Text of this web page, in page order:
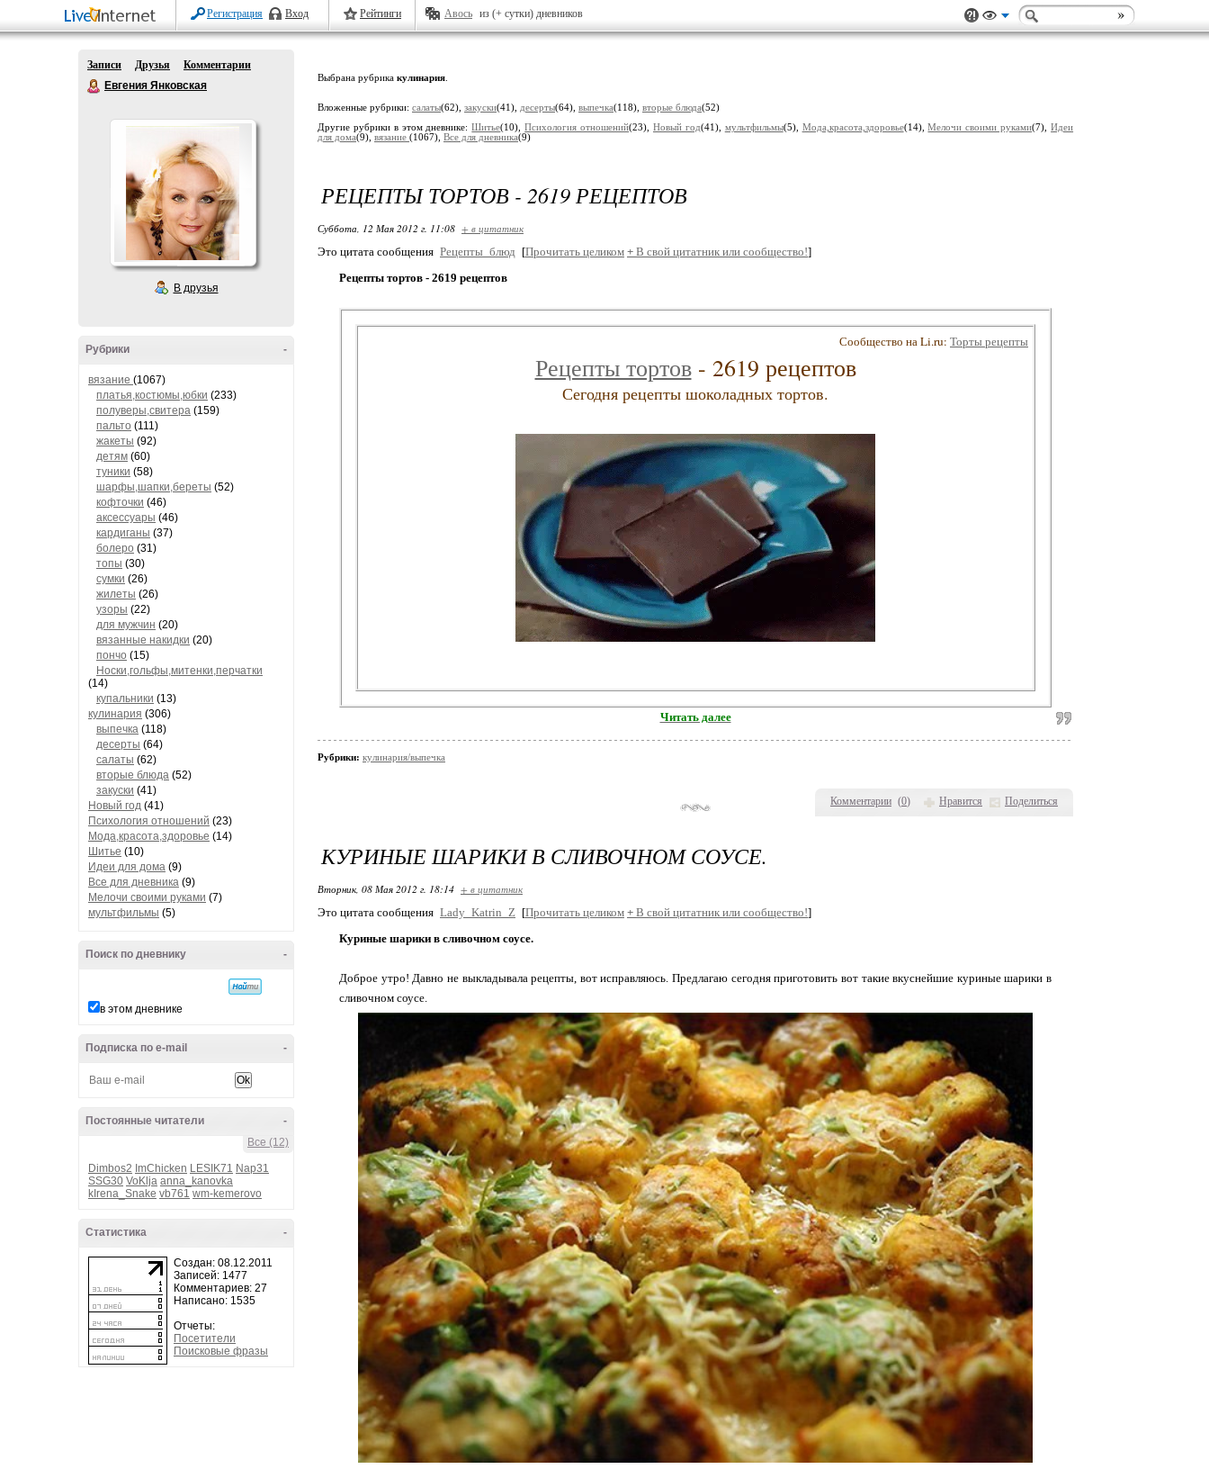
Регистрация Вход Рейтинги Авось из (+ сутки) дневников
Записи Друзья
Комментарии
Евгения Янковская
В друзья
-
Рубрики
вязание (1067)
платья,костюмы,юбки (233)
полуверы,свитера (159)
пальто (111)
жакеты (92)
детям (60)
туники (58)
шарфы,шапки,береты (52)
кофточки (46)
аксессуары (46)
кардиганы (37)
болеро (31)
топы (30)
сумки (26)
жилеты (26)
узоры (22)
для мужчин (20)
вязанные накидки (20)
пончо (15)
Носки,гольфы,митенки,перчатки
(14)
купальники (13)
кулинария (306)
выпечка (118)
десерты (64)
салаты (62)
вторые блюда (52)
закуски (41)
Новый год (41)
Психология отношений (23)
Мода,красота,здоровье (14)
Шитье (10)
Идеи для дома (9)
Все для дневника (9)
Мелочи своими руками (7)
мультфильмы (5)
-
Поиск по дневнику
в этом дневнике
-
Подписка по e-mail
-
Постоянные читатели
Все (12)
Dimbos2 ImChicken LESIK71 Nap31
SSG30 VoKlja anna_kanovka
kIrena_Snake vb761 wm-kemerovo
-
Статистика
Создан: 08.12.2011
Записей: 1477
Комментариев: 27
Написано: 1535
Отчеты:
Посетители
Поисковые фразы
Выбрана рубрика кулинария
Вложенные рубрики: салаты(62), закуски(41), десерты(64), выпечка(118), вторые блюда(52)
Другие рубрики в этом дневнике:Шитье(10),Психология отношений(23), Новый год(41), мультфильмы(5), Мода,красота,здоровье(14),Мелочи своими руками(7),Идеи
для дома(9), вязание (1067), Все для дневника(9)
Комментарии (0) Нравится Поделиться
РЕЦЕПТЫ ТОРТОВ - 2619 РЕЦЕПТОВ
Суббота, 12 Мая 2012 г. 11:08 + в цитатник
Это цитата сообщения Рецепты_блюд [Прочитать целиком + В свой цитатник или сообщество!]
Рецепты тортов - 2619 рецептов
Сообщество на Li.ru: Торты рецепты
Рецепты тортов- 2619 рецептов
Сегодня рецепты шоколадных тортов.
Читать далее
Рубрики: кулинария/выпечка
КУРИНЫЕ ШАРИКИ В СЛИВОЧНОМ СОУСЕ.
Вторник, 08 Мая 2012 г. 18:14 + в цитатник
Это цитата сообщения Lady_Katrin_Z [Прочитать целиком + В свой цитатник или сообщество!]
Куриные шарики в сливочном соусе.
Доброе утро! Давно не выкладывала рецепты, вот исправляюсь. Предлагаю сегодня приготовить вот такие вкуснейшие куриные шарики в
сливочном соусе.